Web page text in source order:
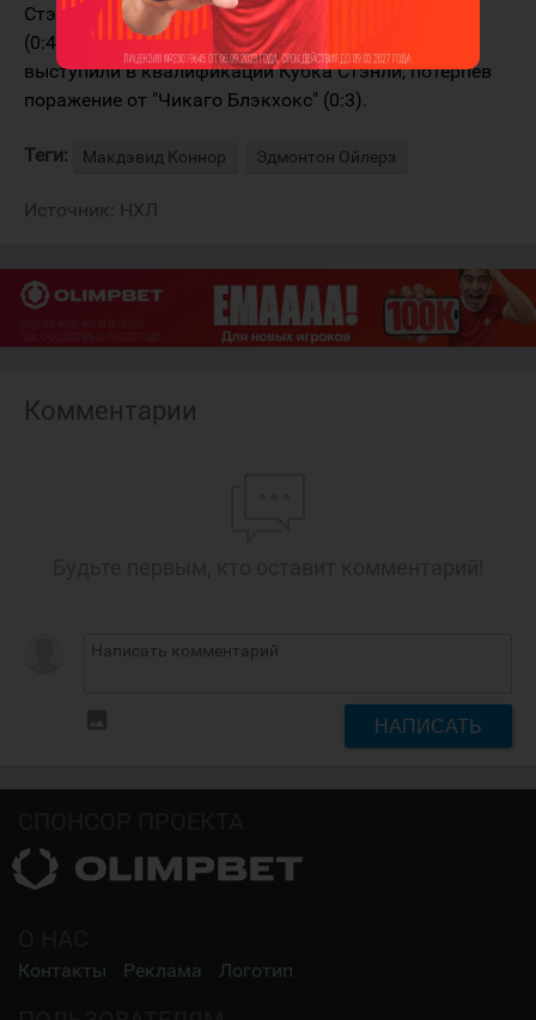
Стэнли всухую проиграл "Виннипег Джетс" в серии
(0:4). В прошлом году "Ойлерз" так же неудачно
выступили в квалификации Кубка Стэнли, потерпев
поражение от "Чикаго Блэкхокс" (0:3).
Теги: Макдэвид Коннор Эдмонтон Ойлерз
Источник: НХЛ
Комментарии
НАПИСАТЬ
Контакты Реклама Логотип